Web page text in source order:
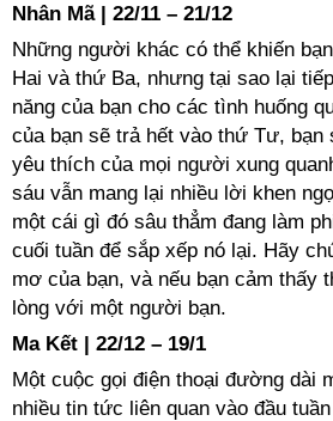
Nhân Mã | 22/11 – 21/12
Những người khác có thể khiến
Hai và thứ Ba, nhưng tại sao lại
năng của bạn cho các tình huống
của bạn sẽ trả hết vào thứ Tư,
yêu thích của mọi người xung
sáu vẫn mang lại nhiều lời khen
một cái gì đó sâu thẳm đang làm
cuối tuần để sắp xếp nó lại. Hãy
mơ của bạn, và nếu bạn cảm thấy
lòng với một người bạn.
Ma Kết | 22/12 – 19/1
Một cuộc gọi điện thoại đường dài
nhiều tin tức liên quan vào đầu